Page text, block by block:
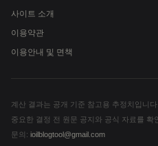
사이트 소개
이용약관
이용안내 및 면책
계산 결과는 공개 기준 참고용 추정치입니다.
중요한 결정 전 원문 공지와 공식 자료를 확
문의: ioilblogtool@gmail.com